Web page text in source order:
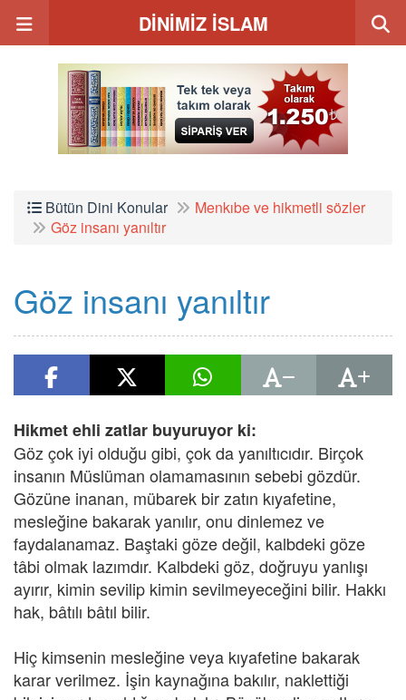
DİNİMİZ İSLAM
Bütün Dini Konular
Menkıbe ve hikmetli sözler
Göz insanı yanıltır
Göz insanı yanıltır
Hikmet ehli zatlar buyuruyor ki:
Göz çok iyi olduğu gibi, çok da yanıltıcıdır. Birçok
insanın Müslüman olamamasının sebebi gözdür.
Gözüne inanan, mübarek bir zatın kıyafetine,
mesleğine bakarak yanılır, onu dinlemez ve
faydalanamaz. Baştaki göze değil, kalbdeki göze
tâbi olmak lazımdır. Kalbdeki göz, doğruyu yanlışı
ayırır, kimin sevilip kimin sevilmeyeceğini bilir. Hakkı
hak, bâtılı bâtıl bilir.
Hiç kimsenin mesleğine veya kıyafetine bakarak
karar verilmez. İşin kaynağına bakılır, naklettiği